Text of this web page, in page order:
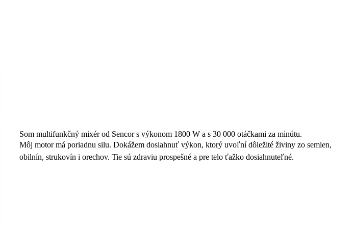
Som multifunkčný mixér od Sencor s výkonom 1800 W a s 30 000 otáčkami za minútu.
Môj motor má poriadnu silu. Dokážem dosiahnuť výkon, ktorý uvoľní dôležité živiny zo semien,
obilnín, strukovín i orechov. Tie sú zdraviu prospešné a pre telo ťažko dosiahnuteľné.